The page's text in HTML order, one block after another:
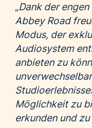
„Dank der
Abbey Road
Modus, der
Audiosystem
anbieten zu
Möglichkeit zu
erkunden und